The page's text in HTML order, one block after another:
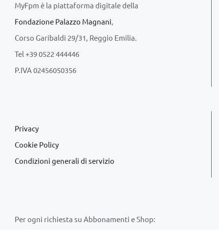
MyFpm è la piattaforma digitale della
Fondazione Palazzo Magnani,
Corso Garibaldi 29/31, Reggio Emilia.
Tel +39 0522 444446
P.IVA 02456050356
Privacy
Cookie Policy
Condizioni generali di servizio
Per ogni richiesta su Abbonamenti e Shop: